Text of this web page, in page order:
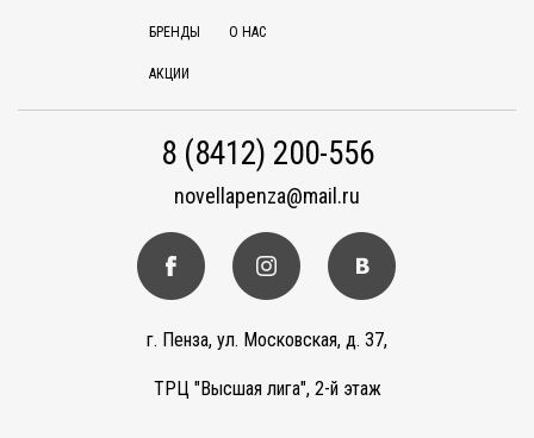
БРЕНДЫ
АКЦИИ
О НАС
8 (8412) 200-556
novellapenza@mail.ru
г. Пенза, ул. Московская, д. 37,
ТРЦ "Высшая лига", 2-й этаж